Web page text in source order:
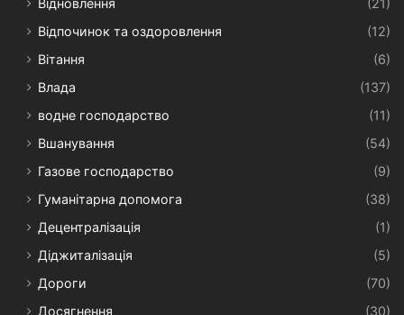
Відновлення
(21)
Відпочинок та оздоровлення
(12)
Вітання
(6)
Влада
(137)
водне господарство
(11)
Вшанування
(54)
Газове господарство
(9)
Гуманітарна допомога
(38)
Децентралізація
(1)
Діджиталізація
(5)
Дороги
(70)
Досягнення
(30)